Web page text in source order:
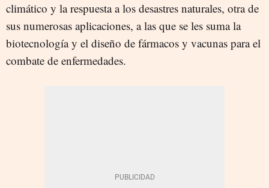
climático y la respuesta a los desastres naturales, otra de
sus numerosas aplicaciones, a las que se les suma la
biotecnología y el diseño de fármacos y vacunas para el
combate de enfermedades.